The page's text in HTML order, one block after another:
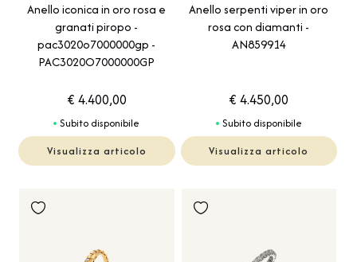
Anello iconica in oro rosa e
granati piropo -
pac3020o7000000gp -
PAC3020O7000000GP
€ 4.400,00
Subito disponibile
Visualizza articolo
Anello serpenti viper in oro
rosa con diamanti -
AN859914
€ 4.450,00
Subito disponibile
Visualizza articolo